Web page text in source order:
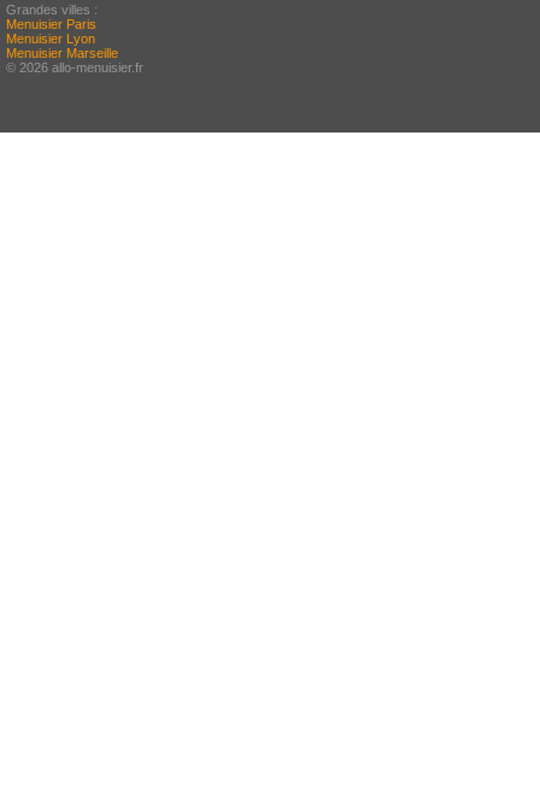
Grandes villes :
Menuisier Paris
Menuisier Lyon
Menuisier Marseille
© 2026 allo-menuisier.fr